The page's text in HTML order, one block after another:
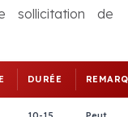
sollicitation de
DURÉE